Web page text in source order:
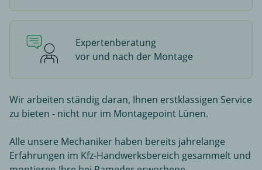
Expertenberatung
vor und nach der Montage
Wir arbeiten ständig daran, Ihnen erstklassigen Service
zu bieten - nicht nur im Montagepoint Lünen.
Alle unsere Mechaniker haben bereits jahrelange
Erfahrungen im Kfz-Handwerksbereich gesammelt und